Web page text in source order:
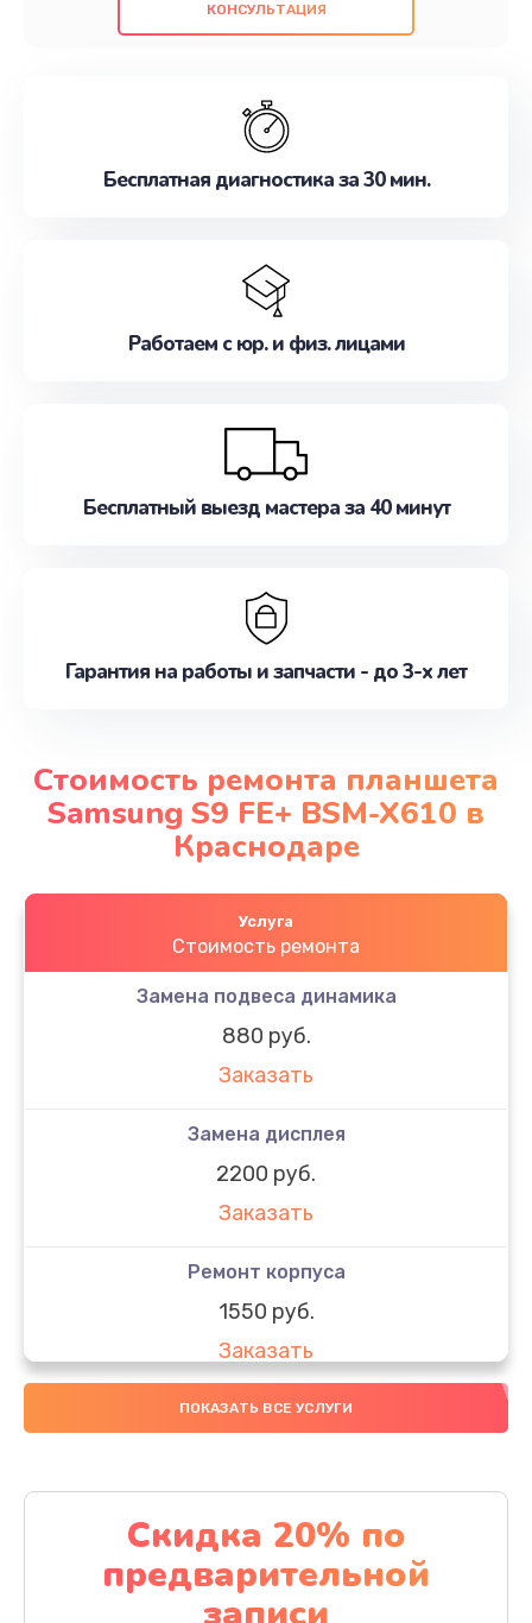
проведенных работ. Наша цель - предоставить
наилучшим образом. Не медлите записаться на
КОНСУЛЬТАЦИЯ
Бесплатная диагностика за 30 мин.
Работаем с юр. и физ. лицами
Бесплатный выезд мастера за 40 минут
Гарантия на работы и запчасти - до 3-х лет
Стоимость ремонта планшета
Samsung S9 FE+ BSM-X610 в
Краснодаре
Услуга
Стоимость ремонта
Замена подвеса динамика
880 руб.
Заказать
Замена дисплея
2200 руб.
Заказать
Ремонт корпуса
1550 руб.
Заказать
Настройка
Заказать
Ремонт кнопки
1200 руб.
ПОКАЗАТЬ ВСЕ УСЛУГИ
Скидка 20% по
предварительной